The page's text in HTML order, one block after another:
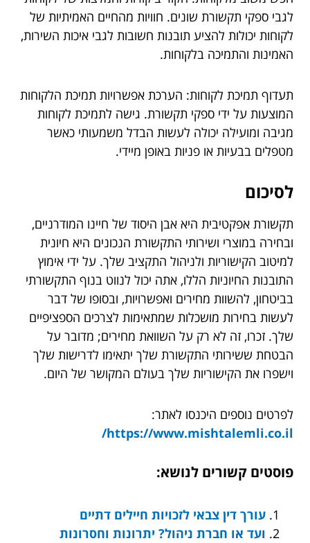
לגבי ספקי תקשורת שונים. חוויות מהחיים האמיתיות של
לקוחות יכולות להציע תובנות חשובות לגבי איכות השירות,
האמינות והתמיכה בלקוחות.
תעדוף תמיכת לקוחות: הערכת אפשרויות תמיכת הלקוחות
המוצעות על ידי ספקי תקשורת. גישה לתמיכת לקוחות
מגיבה ומועילה יכולה לעשות הבדל משמעותי כאשר
מטפלים בבעיות או פניות באופן מיידי.
לסיכום
תקשורת אפקטיבית היא אבן היסוד של חיינו המודרניים,
ובחירה במוצרי ושירותי התקשורת הנכונים היא חיונית
למיטוב הקישוריות ולניהול התקציב שלך. על ידי אימוץ
התובנות החיוניות הללו, אתה יכול לנווט בנוף התקשורתי
בביטחון, להשוות מחירים ואפשרויות, ובסופו של דבר
לעשות בחירות מושכלות שמתאימות לצרכים הספציפיים
שלך. זכרו, זה לא רק על השוואת מחירים; מדובר על
הבטחת ששירותי התקשורת שלך יתאימו לדרישות שלך
וישפרו את הקישוריות שלך בעולם המקושר של היום.
לפרטים נוספים היכנסו לאתר:
https://www.mishtalemli.co.il/
פוסטים קשורים לנושא:
עורך דין צבאי לזכויות חיילים דתיים
ועד או חברת ניהול? יתרונות וחסרונות